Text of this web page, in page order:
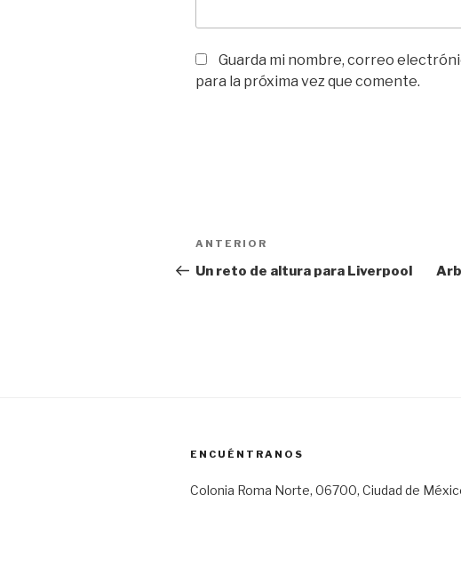
Guarda mi nombre, correo
para la próxima vez que comente.
Navegación
de
Entrada
anterior:
ANTERIOR
Un reto de altura para Liverpool
ENCUÉNTRANOS
Colonia Roma Norte, 06700, Ciudad de